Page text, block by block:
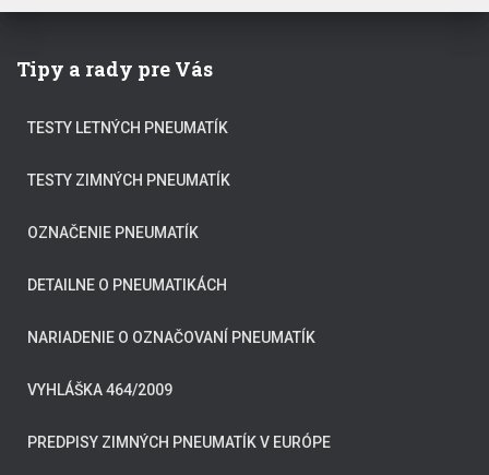
Tipy a rady pre Vás
TESTY LETNÝCH PNEUMATÍK
TESTY ZIMNÝCH PNEUMATÍK
OZNAČENIE PNEUMATÍK
DETAILNE O PNEUMATIKÁCH
NARIADENIE O OZNAČOVANÍ PNEUMATÍK
VYHLÁŠKA 464/2009
PREDPISY ZIMNÝCH PNEUMATÍK V EURÓPE